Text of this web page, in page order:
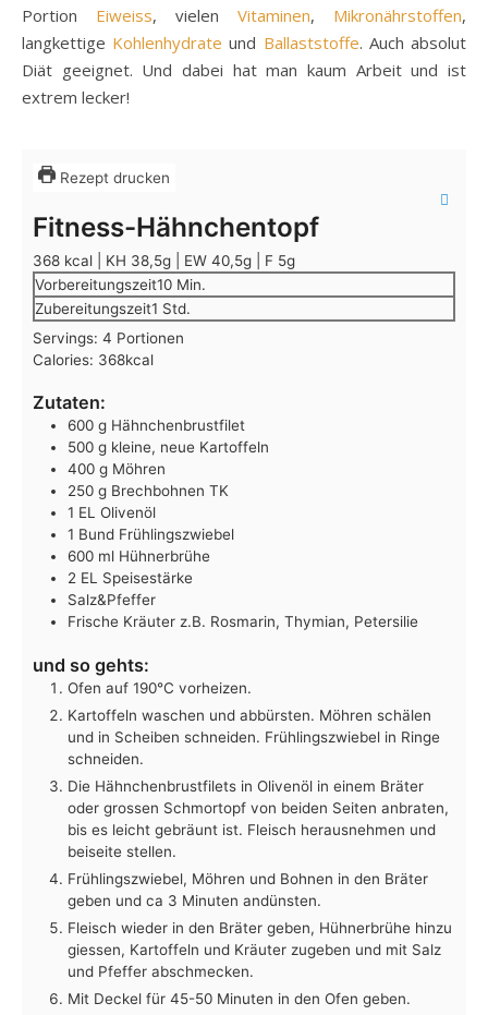
Portion Eiweiss, vielen Vitaminen, Mikronährstoffen,
langkettige Kohlenhydrate und Ballaststoffe. Auch absolut
Diät geeignet. Und dabei hat man kaum Arbeit und ist
extrem lecker!
Rezept drucken
Fitness-Hähnchentopf
368 kcal | KH 38,5g | EW 40,5g | F 5g
Vorbereitungszeit10Minuten
Min.
Zubereitungszeit1 Stunde
Std.
Servings: 4 Portionen
Calories: 368kcal
Zutaten:
600 g Hähnchenbrustfilet
500 g kleine, neue Kartoffeln
400 g Möhren
250 g Brechbohnen TK
1 EL Olivenöl
1 Bund Frühlingszwiebel
600 ml Hühnerbrühe
2 EL Speisestärke
Salz&Pfeffer
Frische Kräuter z.B. Rosmarin, Thymian, Petersilie
und so gehts:
Ofen auf 190°C vorheizen.
Kartoffeln waschen und abbürsten. Möhren schälen
und in Scheiben schneiden. Frühlingszwiebel in Ringe
schneiden.
Die Hähnchenbrustfilets in Olivenöl in einem Bräter
oder grossen Schmortopf von beiden Seiten anbraten,
bis es leicht gebräunt ist. Fleisch herausnehmen und
beiseite stellen.
Frühlingszwiebel, Möhren und Bohnen in den Bräter
geben und ca 3 Minuten andünsten.
Fleisch wieder in den Bräter geben, Hühnerbrühe hinzu
giessen, Kartoffeln und Kräuter zugeben und mit Salz
und Pfeffer abschmecken.
Mit Deckel für 45-50 Minuten in den Ofen geben.